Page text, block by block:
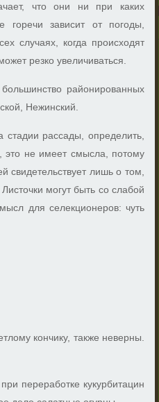
что они ни при каких
горечи зависит от погоды,
случаях, когда происходят
резко увеличиваться.
районированных
Нежинский.
рассады, определить,
это не имеет смысла, потому
свидетельствует лишь о том,
могут быть со слабой
для селекционеров: чуть
кончику, также неверны.
переработке кукурбитацин